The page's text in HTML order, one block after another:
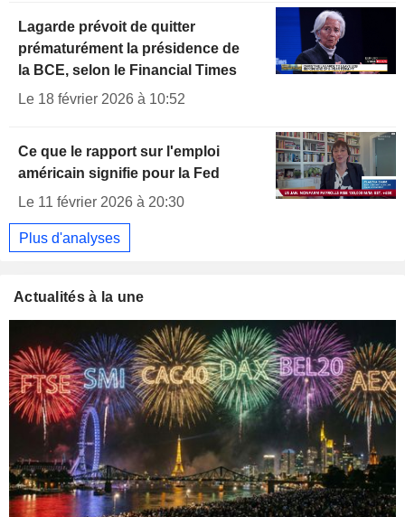
Lagarde prévoit de quitter
prématurément la présidence de
la BCE, selon le Financial Times
Le 18 février 2026 à 10:52
Ce que le rapport sur l'emploi
américain signifie pour la Fed
Le 11 février 2026 à 20:30
Plus d'analyses
Actualités à la une